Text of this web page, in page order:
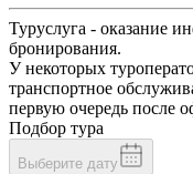
Туруслуга - оказание
бронирования.
У некоторых
транспортное
первую очередь после
Подбор тура
Выберите дату